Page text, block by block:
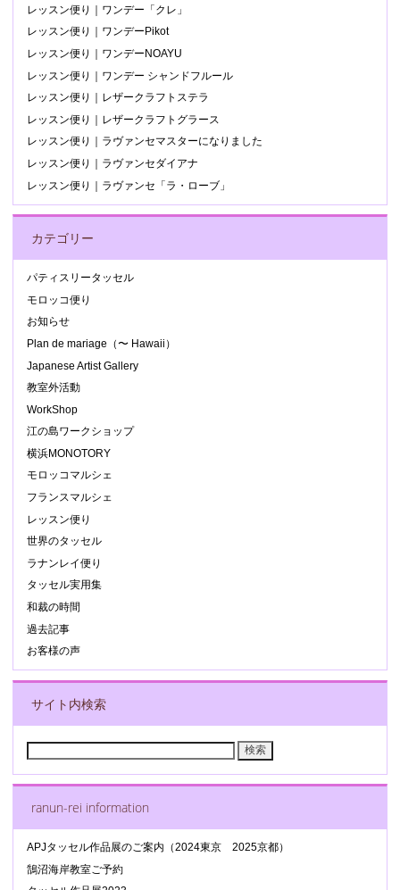
レッスン便り｜ワンデー「クレ」
レッスン便り｜ワンデーPikot
レッスン便り｜ワンデーNOAYU
レッスン便り｜ワンデー シャンドフルール
レッスン便り｜レザークラフトステラ
レッスン便り｜レザークラフトグラース
レッスン便り｜ラヴァンセマスターになりました
レッスン便り｜ラヴァンセダイアナ
レッスン便り｜ラヴァンセ「ラ・ローブ」
カテゴリー
パティスリータッセル
モロッコ便り
お知らせ
Plan de mariage（〜 Hawaii）
Japanese Artist Gallery
教室外活動
WorkShop
江の島ワークショップ
横浜MONOTORY
モロッコマルシェ
フランスマルシェ
レッスン便り
世界のタッセル
ラナンレイ便り
タッセル実用集
和裁の時間
過去記事
お客様の声
サイト内検索
ranun-rei information
APJタッセル作品展のご案内（2024東京 2025京都）
鵠沼海岸教室ご予約